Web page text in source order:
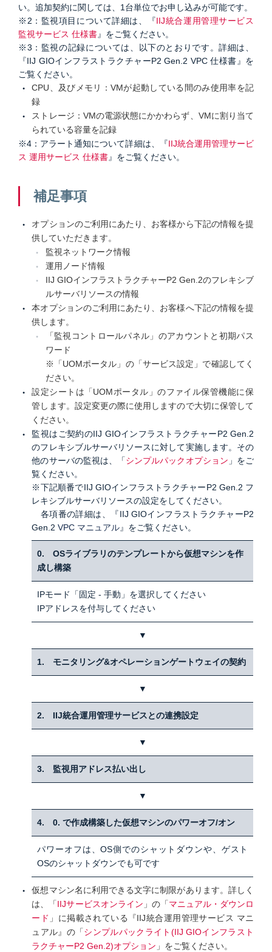
い。追加契約に関しては、1台単位でお申し込みが可能です。
※2：監視項目について詳細は、『IIJ統合運用管理サービス
監視サービス 仕様書』をご覧ください。
※3：監視の記録については、以下のとおりです。詳細は、
『IIJ GIOインフラストラクチャーP2 Gen.2 VPC 仕様書』を
ご覧ください。
CPU、及びメモリ：VMが起動している間のみ使用率を記
録
ストレージ：VMの電源状態にかかわらず、VMに割り当て
られている容量を記録
※4：アラート通知について詳細は、『IIJ統合運用管理サービ
ス 運用サービス 仕様書』をご覧ください。
補足事項
オプションのご利用にあたり、お客様から下記の情報を提
供していただきます。
監視ネットワーク情報
運用ノード情報
IIJ GIOインフラストラクチャーP2 Gen.2のフレキシブ
ルサーバリソースの情報
本オプションのご利用にあたり、お客様へ下記の情報を提
供します。
「監視コントロールパネル」のアカウントと初期パス
ワード
※「UOMポータル」の「サービス設定」で確認してく
ださい。
設定シートは「UOMポータル」のファイル保管機能に保
管します。設定変更の際に使用しますので大切に保管して
ください。
監視はご契約のIIJ GIOインフラストラクチャーP2 Gen.2
のフレキシブルサーバリソースに対して実施します。その
他のサーバの監視は、「シンプルパックオプション 」をご
覧ください。
※下記順番でIIJ GIOインフラストラクチャーP2 Gen.2 フ
レキシブルサーバリソースの設定をしてください。
各項番の詳細は、『IIJ GIOインフラストラクチャーP2
Gen.2VPC マニュアル』をご覧ください。
0. OSライブラリのテンプレートから仮想マシンを作
成し構築
IPモード「固定 - 手動」を選択してください
IPアドレスを付与してください
▼
1. モニタリング&オペレーションゲートウェイの契約
▼
2. IIJ統合運用管理サービスとの連携設定
▼
3. 監視用アドレス払い出し
▼
4. 0. で作成構築した仮想マシンのパワーオフ/オン
パワーオフは、OS側でのシャットダウンや、ゲスト
OSのシャットダウンでも可です
仮想マシン名に利用できる文字に制限があります。詳しく
は、「IIJサービスオンライン 」の「マニュアル・ダウンロ
ード 」に掲載されている『IIJ統合運用管理サービス マニ
ュアル』の「シンプルパックライト(IIJ GIOインフラスト
ラクチャーP2 Gen.2)オプション 」をご覧ください。